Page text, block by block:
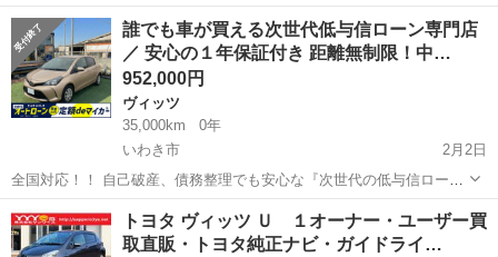
令和９年２月まで！！ 令和8年度自動車税、リサイクル券、自賠責保
険、重量税など全ての費用が込みになります。 福島、郡山、会津ナン
バーの方は車庫証明のみご...
福島 福島市 平野駅 ヴィッツ 走行距離
誰でも車が買える次世代低与信ローン専門店
／ 安心の１年保証付き 距離無制限！中…
952,000円
ヴィッツ
35,000km
0年
いわき市
2月2日
全国対応！！ 自己破産、債務整理でも安心な『次世代の低与信ロー
ン』 自動車ローン審査が不安な方も、カーメル福島本店なら独自の審
査基準で中古車や未使用から新車を分割払いで購入できます。 ☑️年間
１万件以上の...
福島 いわき市 ヴィッツ
トヨタ ヴィッツ Ｕ １オーナー・ユーザー買
取直販・トヨタ純正ナビ・ガイドライ…